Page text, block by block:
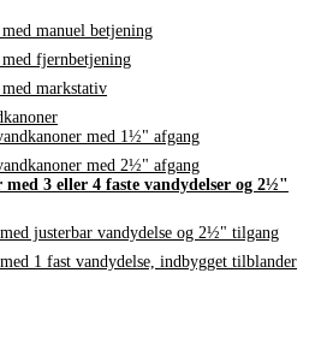
manuel betjening
fjernbetjening
markstativ
med 1½" afgang
med 2½" afgang
med 3 eller 4 faste vandydelser og 2½"
justerbar vandydelse og 2½" tilgang
1 fast vandydelse, indbygget tilblander